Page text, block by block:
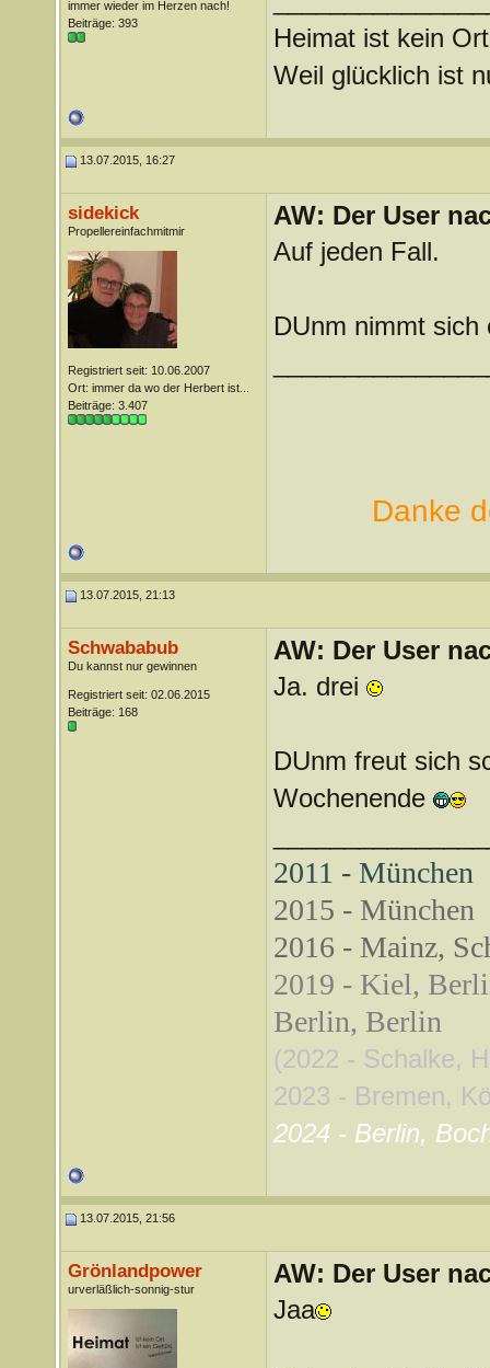
immer wieder im Herzen nach!
Beiträge: 393
Heimat ist kein
Weil glücklich ist
13.07.2015, 16:27
sidekick
Propellereinfachmitmir
Registriert seit: 10.06.2007
Ort: immer da wo der Herbert ist...
Beiträge: 3.407
AW: Der User
Auf jeden Fall.
DUnm nimmt sich
Danke
13.07.2015, 21:13
Schwababub
Du kannst nur gewinnen
Registriert seit: 02.06.2015
Beiträge: 168
AW: Der User
Ja. drei
DUnm freut sich
Wochenende
2011 - München
2015 - München
2016 - Mainz,
2019 - Kiel,
Berlin, Berlin
(2022 - Schalke,
2023 - Bremen,
2024 - Berlin,
13.07.2015, 21:56
Grönlandpower
urverläßlich-sonnig-stur
AW: Der User
Jaa